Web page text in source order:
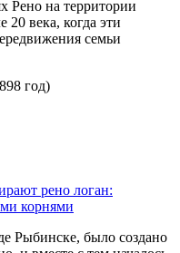
Рено на территории
20 века, когда эти
семьи
год)
рено логан:
корнями
Рыбинске, было создано